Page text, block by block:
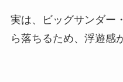
実は、ビッグサンダー
ら落ちるため、浮遊感